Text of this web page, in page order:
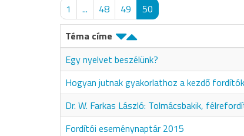
1 ... 48 49 50
Téma címe
Egy nyelvet beszélünk?
Hogyan jutnak gyakorlathoz a kezdő
Dr. W. Farkas László: Tolmácsbakik,
Fordítói eseménynaptár 2015